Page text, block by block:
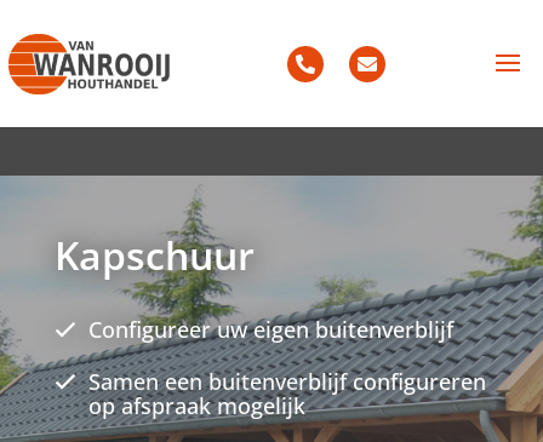
Kapschuur
Configureer uw eigen buitenverblijf
Samen een buitenverblijf configureren
op afspraak mogelijk